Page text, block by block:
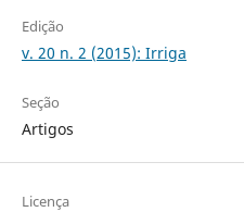
Edição
v. 20 n. 2 (2015): Irriga
Seção
Artigos
Licença